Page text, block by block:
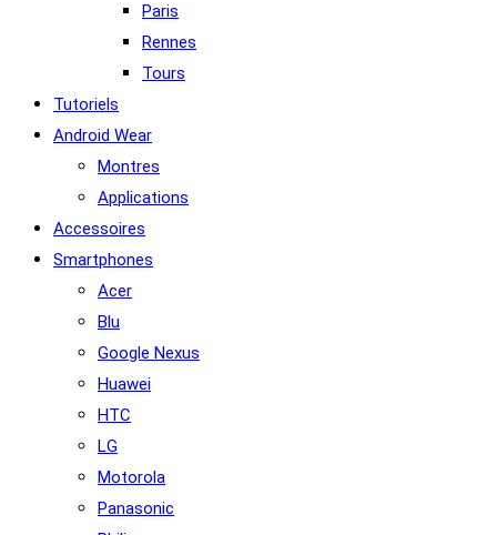
Paris
Rennes
Tours
Tutoriels
Android Wear
Montres
Applications
Accessoires
Smartphones
Acer
Blu
Google Nexus
Huawei
HTC
LG
Motorola
Panasonic